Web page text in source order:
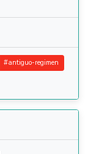
#antiguo-regimen